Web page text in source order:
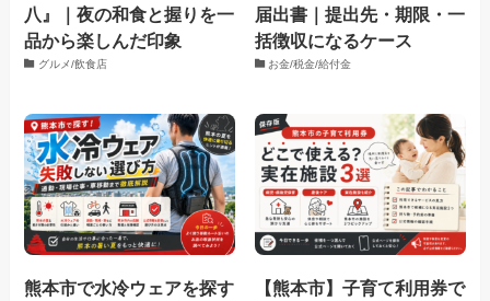
八』｜夜の和食と握りを一
品から楽しんだ印象
グルメ/飲食店
届出書｜提出先・期限・一
括徴収になるケース
お金/税金/給付金
熊本市で水冷ウェアを探す
【熊本市】子育て利用券で